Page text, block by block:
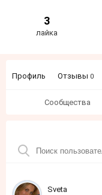
3
лайка
Профиль Отзывы 0
Сообщества
Sveta